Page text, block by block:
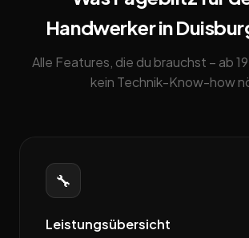
Handwerker in
Alle Features, die du brauchst – ab
kein Technik-Know-how
🔧
Leistungsübersicht